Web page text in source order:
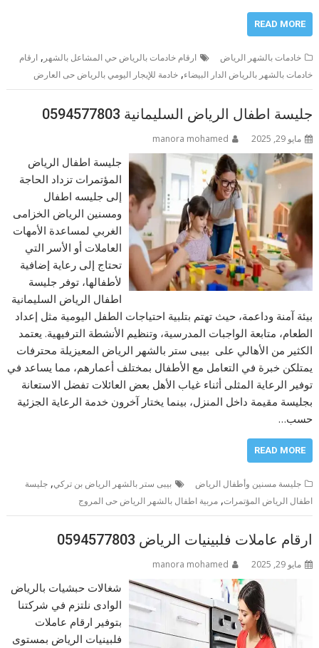
READ MORE
خادمات بالشهر الرياض ارقام خادمات بالرياض حي المشاعل بالشهر ,ارقام
خادمات بالشهر بالرياض الدار البيضاء,خادمة للإيجار اليومي بالرياض حى العارض
جليسة اطفال الرياض السليمانية 0594577803
مايو 29, 2025 manora mohamed
جليسة اطفال الرياض
المؤتمرات تزداد الحاجة
إلى جليسه اطفال
ومسنين الرياض الخزامى
الغربي لمساعدة الأمهات
العاملات أو الأسر التي
تحتاج إلى رعاية إضافية
لأطفالها، توفر جليسة
اطفال الرياض السليمانية
بيئة آمنة وداعمة، حيث تهتم بتلبية احتياجات الطفل اليومية مثل إعداد
الطعام، متابعة الواجبات المدرسية، وتنظيم الأنشطة الترفيهية. يعتمد
الكثير من الأهالي على بيبى ستر بالشهر الرياض المعيزيلة محترفات
يمتلكن خبرة في التعامل مع الأطفال بمختلف أعمارهم، مما يساعد في
توفير الرعاية المثلى أثناء غياب الأهل بعض العائلات تفضل الاستعانة
بجليسة مقيمة داخل المنزل، بينما يختار آخرون خدمة الرعاية الجزئية
حسب…
READ MORE
جليسة مسنين وأطفال الرياض بيبى ستر بالشهر الرياض بن تركي,جليسة
اطفال الرياض المؤتمرات,مربية اطفال بالشهر الرياض حى المروج
ارقام عاملات فلبينيات الرياض 0594577803
مايو 29, 2025 manora mohamed
شغالات حبشيات بالرياض
الوادى نلتزم في شركتنا
بتوفير ارقام عاملات
فلبينيات الرياض بمستوى